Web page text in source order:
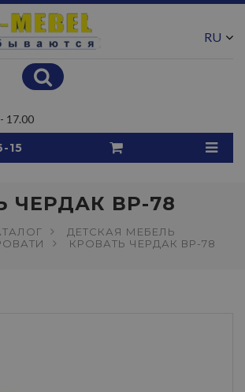
17.00
RU
15
ЧЕРДАК ВР-78
ДЕТСКАЯ МЕБЕЛЬ
КРОВАТЬ ЧЕРДАК ВР-78